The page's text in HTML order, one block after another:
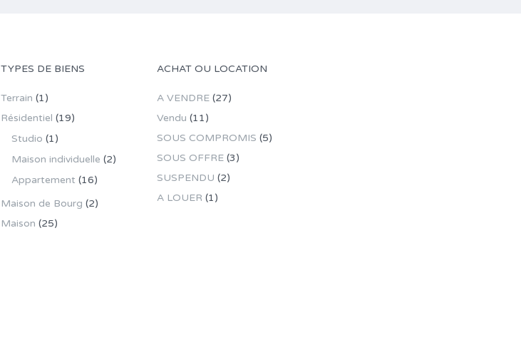
TYPES DE BIENS
Terrain (1)
Résidentiel (19)
Studio (1)
Maison individuelle (2)
Appartement (16)
Maison de Bourg (2)
Maison (25)
ACHAT OU LOCATION
A VENDRE (27)
Vendu (11)
SOUS COMPROMIS (5)
SOUS OFFRE (3)
SUSPENDU (2)
A LOUER (1)